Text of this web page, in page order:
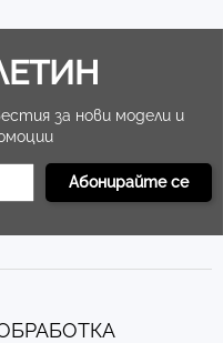
за нови модели и